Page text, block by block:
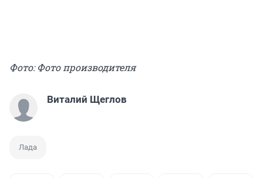
Фото: Фото производителя
Виталий Щеглов
Лада